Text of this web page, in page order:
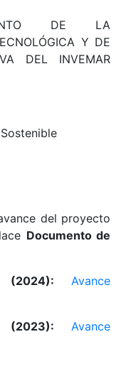
DE LA
Y DE
DEL INVEMAR
del proyecto
Documento de
(2024): Avance
(2023): Avance